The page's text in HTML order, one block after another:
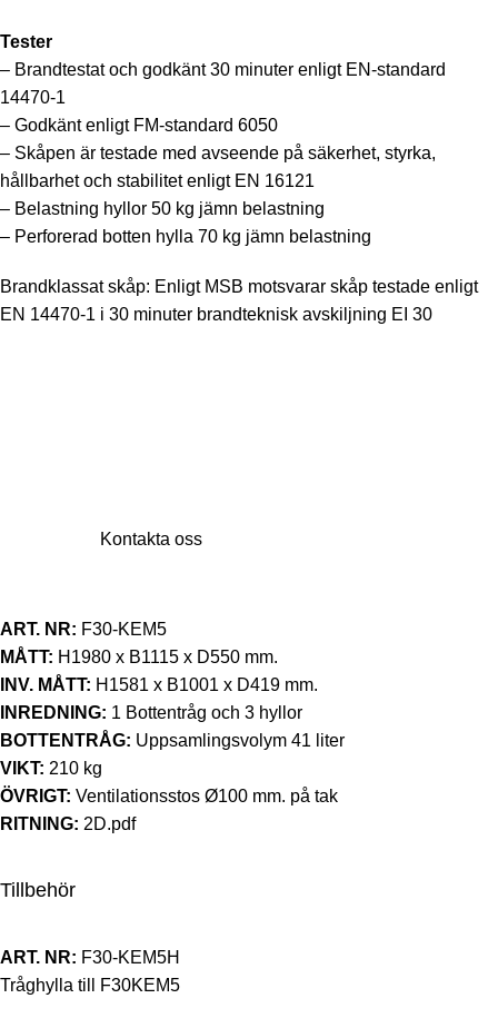
Tester
– Brandtestat och godkänt 30 minuter enligt EN-standard
14470-1
– Godkänt enligt FM-standard 6050
– Skåpen är testade med avseende på säkerhet, styrka,
hållbarhet och stabilitet enligt EN 16121
– Belastning hyllor 50 kg jämn belastning
– Perforerad botten hylla 70 kg jämn belastning
Brandklassat skåp: Enligt MSB motsvarar skåp testade enligt
EN 14470-1 i 30 minuter brandteknisk avskiljning EI 30
Kontakta oss
ART. NR: F30-KEM5
MÅTT: H1980 x B1115 x D550 mm.
INV. MÅTT: H1581 x B1001 x D419 mm.
INREDNING: 1 Bottentråg och 3 hyllor
BOTTENTRÅG: Uppsamlingsvolym 41 liter
VIKT: 210 kg
ÖVRIGT: Ventilationsstos Ø100 mm. på tak
RITNING: 2D.pdf
Tillbehör
ART. NR: F30-KEM5H
Tråghylla till F30KEM5